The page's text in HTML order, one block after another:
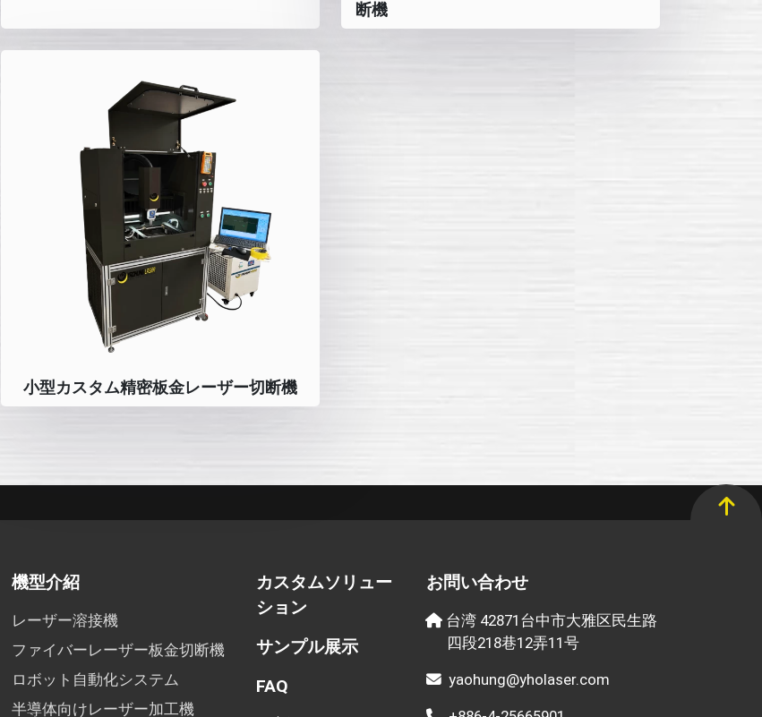
断機
小型カスタム精密板金レーザー切断機
機型介紹
レーザー溶接機
ファイバーレーザー板金切断機
ロボット自動化システム
半導体向けレーザー加工機
カスタムソリュー
ション
サンプル展示
FAQ
お問い合わせ
台湾 42871台中市大雅区民生路
四段218巷12弄11号
yaohung@yholaser.com